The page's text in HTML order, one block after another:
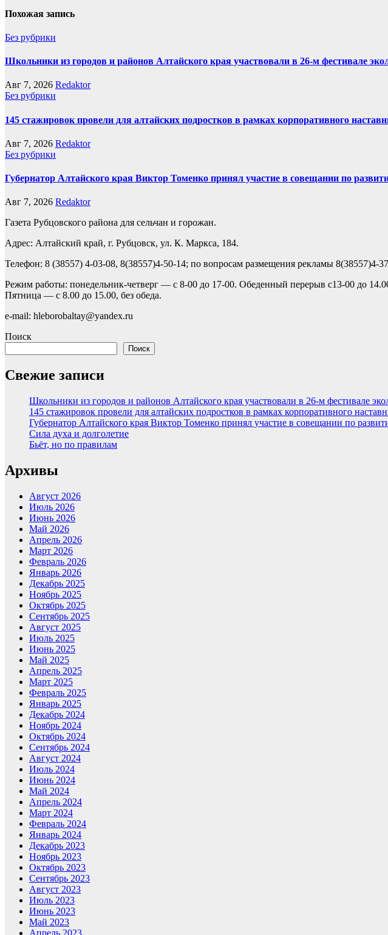
Похожая запись
Без рубрики
Школьники из городов и районов Алтайского края участвовали в 26-м фестивале
Авг 7, 2026 Redaktor
Без рубрики
145 стажировок провели для алтайских подростков в рамках корпоративного
Авг 7, 2026 Redaktor
Без рубрики
Губернатор Алтайского края Виктор Томенко принял участие в совещании по
Авг 7, 2026 Redaktor
Газета Рубцовского района для сельчан и горожан.
Адрес: Алтайский край, г. Рубцовск, ул. К. Маркса, 184.
Телефон: 8 (38557) 4-03-08, 8(38557)4-50-14; по вопросам размещения рекламы 8(38557)4-
Режим работы: понедельник-четверг — с 8-00 до 17-00. Обеденный перерыв с13-00 до
Пятница — с 8.00 до 15.00, без обеда.
e-mail: hleborobaltay@yandex.ru
Поиск
Поиск
Свежие записи
Школьники из городов и районов Алтайского края участвовали в 26-м фестивале
145 стажировок провели для алтайских подростков в рамках корпоративного
Губернатор Алтайского края Виктор Томенко принял участие в совещании по
Сила духа и долголетие
Бьёт, но по правилам
Архивы
Август 2026
Июль 2026
Июнь 2026
Май 2026
Апрель 2026
Март 2026
Февраль 2026
Январь 2026
Декабрь 2025
Ноябрь 2025
Октябрь 2025
Сентябрь 2025
Август 2025
Июль 2025
Июнь 2025
Май 2025
Апрель 2025
Март 2025
Февраль 2025
Январь 2025
Декабрь 2024
Ноябрь 2024
Октябрь 2024
Сентябрь 2024
Август 2024
Июль 2024
Июнь 2024
Май 2024
Апрель 2024
Март 2024
Февраль 2024
Январь 2024
Декабрь 2023
Ноябрь 2023
Октябрь 2023
Сентябрь 2023
Август 2023
Июль 2023
Июнь 2023
Май 2023
Апрель 2023